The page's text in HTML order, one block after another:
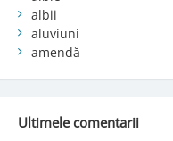
albii
aluviuni
amendă
Ultimele comentarii